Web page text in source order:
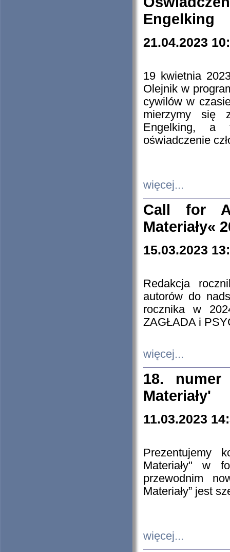
Engelking
21.04.2023
19 kwietnia
Olejnik w
cywilów w
mierzymy się
Engelking, a
oświadczenie
więcej...
Call for
Materiały«
15.03.2023
Redakcja
autorów do
rocznika w
ZAGŁADA i
więcej...
18. numer
Materiały'
11.03.2023
Prezentujemy
Materiały" w
przewodnim
Materiały” jest
więcej...